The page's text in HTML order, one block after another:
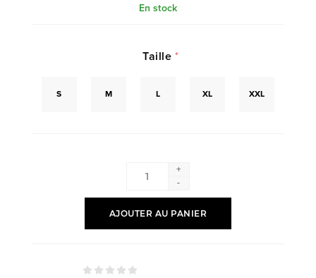
En stock
Taille *
S M L XL XXL
+
-
AJOUTER AU PANIER